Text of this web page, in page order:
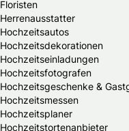
Floristen
Herrenausstatter
Hochzeitsautos
Hochzeitsdekorationen
Hochzeitseinladungen
Hochzeitsfotografen
Hochzeitsgeschenke &
Hochzeitsmessen
Hochzeitsplaner
Hochzeitstortenanbieter